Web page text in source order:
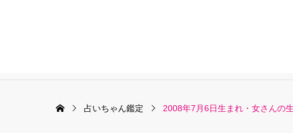
占いちゃん鑑定 2008年7月6日生まれ・女さんの